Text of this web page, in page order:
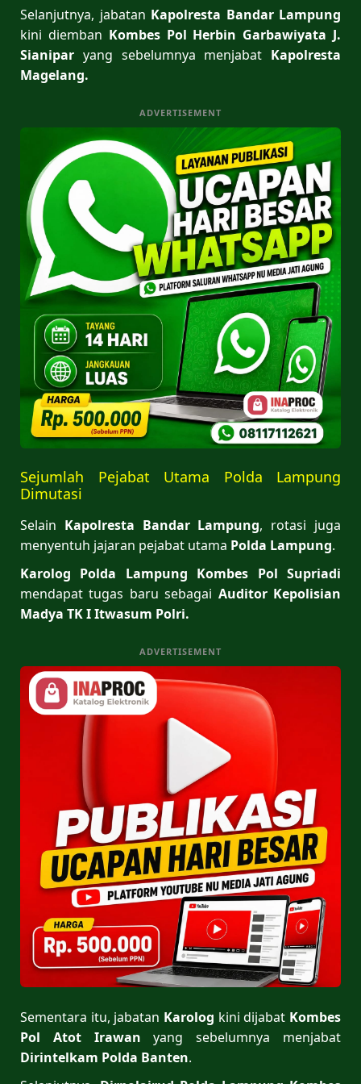
Selanjutnya, jabatan Kapolresta Bandar Lampung
kini diemban Kombes Pol Herbin Garbawiyata J.
Sianipar yang sebelumnya menjabat Kapolresta
Magelang.
ADVERTISEMENT
Sejumlah Pejabat Utama Polda Lampung
Dimutasi
Selain Kapolresta Bandar Lampung, rotasi juga
menyentuh jajaran pejabat utama Polda Lampung.
Karolog Polda Lampung Kombes Pol Supriadi
mendapat tugas baru sebagai Auditor Kepolisian
Madya TK I Itwasum Polri.
ADVERTISEMENT
Sementara itu, jabatan Karolog kini dijabat Kombes
Pol Atot Irawan yang sebelumnya menjabat
Dirintelkam Polda Banten.